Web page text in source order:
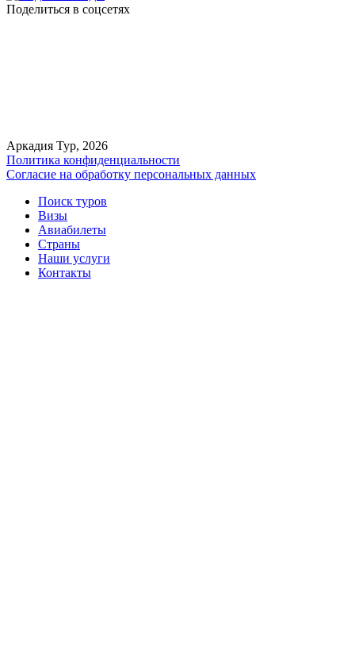
Поделиться в соцсетях
Аркадия Тур, 2026
Политика конфиденциальности
Согласие на обработку персональных данных
Поиск туров
Визы
Авиабилеты
Страны
Наши услуги
Контакты